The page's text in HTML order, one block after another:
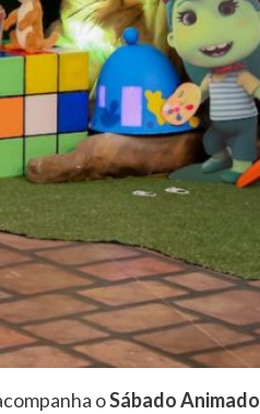
oSábado Animado